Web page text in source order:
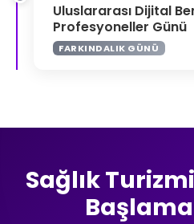
Uluslararası Dijital
Profesyoneller Günü
FARKINDALIK GÜNÜ
Sağlık